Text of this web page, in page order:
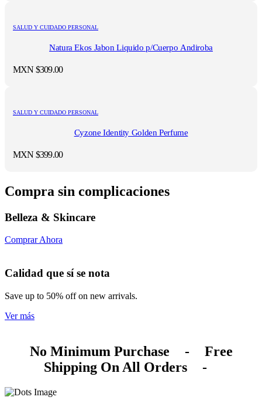
SALUD Y CUIDADO PERSONAL
Natura Ekos Jabon Liquido p/Cuerpo Andiroba
MXN $309.00
SALUD Y CUIDADO PERSONAL
Cyzone Identity Golden Perfume
MXN $399.00
Compra sin complicaciones
Belleza & Skincare
Comprar Ahora
Calidad que sí se nota
Save up to 50% off on new arrivals.
Ver más
No Minimum Purchase -
Free
Shipping On All Orders
-